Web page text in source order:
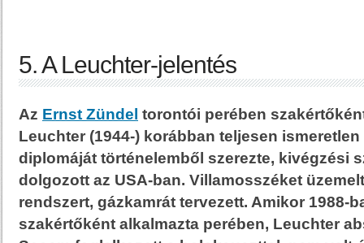
5. A Leuchter-jelentés
Az Ernst Zündel torontói perében
Leuchter (1944-) korábban teljesen
diplomáját történelemből szerezte, kivégzési
dolgozott az USA-ban. Villamosszéket
rendszert, gázkamrát tervezett. Amikor 1988-
szakértőként alkalmazta perében, Leuchter